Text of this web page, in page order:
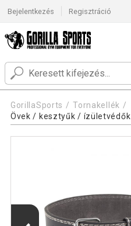
Bejelentkezés Regisztráció
GorillaSports
Tornakellék
Övek / kesztyűk / ízületvédők